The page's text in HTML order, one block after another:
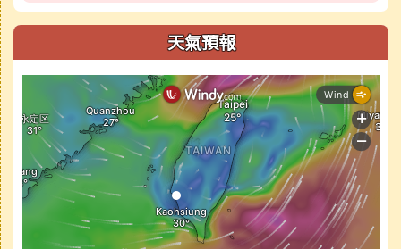
天氣預報